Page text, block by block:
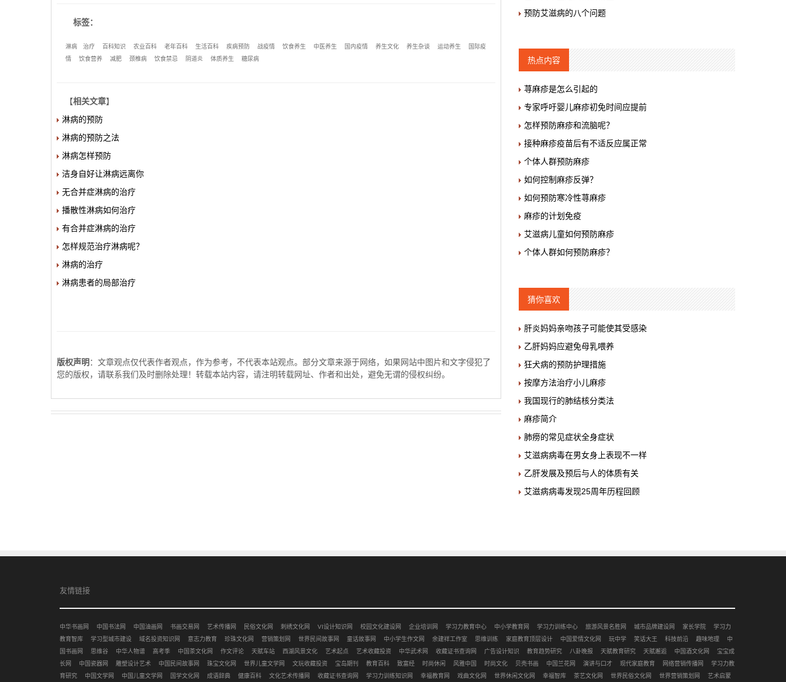
标签：
淋病 治疗 百科知识 农业百科 老年百科 生活百科 疾病预防 战疫情 饮食养生 中医养生 国内疫情 养生文化 养生杂谈 运动养生
国际疫
情
饮食营养 减肥 颈椎病 饮食禁忌 阴道炎 体质养生 糖尿病
【相关文章】
淋病的预防
淋病的预防之法
淋病怎样预防
洁身自好让淋病远离你
无合并症淋病的治疗
播散性淋病如何治疗
有合并症淋病的治疗
怎样规范治疗淋病呢？
淋病的治疗
淋病患者的局部治疗
版权声明 ：文章观点仅代表作者观点，作为参考，不代表本站观点。部分文章来源于网络，如果网站中图片和文字侵犯了
您的版权，请联系我们及时删除处理！转载本站内容，请注明转载网址、作者和出处，避免无谓的侵权纠纷。
预防艾滋病的八个问题
热点内容
荨麻疹是怎么引起的
专家呼吁婴儿麻疹初免时间应提前
怎样预防麻疹和流脑呢？
接种麻疹疫苗后有不适反应属正常
个体人群预防麻疹
如何控制麻疹反弹？
如何预防寒冷性荨麻疹
麻疹的计划免疫
艾滋病儿童如何预防麻疹
个体人群如何预防麻疹？
猜你喜欢
肝炎妈妈亲吻孩子可能使其受感染
乙肝妈妈应避免母乳喂养
狂犬病的预防护理措施
按摩方法治疗小儿麻疹
我国现行的肺结核分类法
麻疹简介
肺痨的常见症状全身症状
艾滋病病毒在男女身上表现不一样
乙肝发展及预后与人的体质有关
艾滋病病毒发现25周年历程回顾
友情链接
中华书画网 中国书法网 中国油画网 书画交易网 艺术传播网 民俗文化网 刺绣文化网 VI设计知识网 校园文化建设网 企业培训网 学习力教育中心 中小学教育网 学习力训练中心 旅游风景名胜网 城市品牌建设网 家长学院
学习力
教育智库
学习型城市建设 域名投资知识网 意志力教育 珍珠文化网 营销策划网 世界民间故事网 童话故事网 中小学生作文网 余建祥工作室 思维训练 家庭教育顶层设计 中国爱情文化网 玩中学 笑话大王 科技前沿 趣味地理
中
国书画网
思维谷 中华人物谱 高考季 中国茶文化网 作文评论 天赋车站 西湖风景文化 艺术起点 艺术收藏投资 中华武术网 收藏证书查询网 广告设计知识 教育趋势研究 八卦晚报 天赋教育研究 天赋邂逅 中国酒文化网
宝宝成
长网
中国瓷器网 雕塑设计艺术 中国民间故事网 珠宝文化网 世界儿童文学网 文玩收藏投资 宝岛期刊 教育百科 致富经 时尚休闲 风雅中国 时尚文化 贝壳书画 中国兰花网 演讲与口才 现代家庭教育 网络营销传播网
学习力教
育研究
中国文学网 中国儿童文学网 国学文化网 成语辞典 健康百科 文化艺术传播网 收藏证书查询网 学习力训练知识网 幸福教育网 戏曲文化网 世界休闲文化网 幸福智库 茶艺文化网 世界民俗文化网 世界营销策划网 艺术启蒙